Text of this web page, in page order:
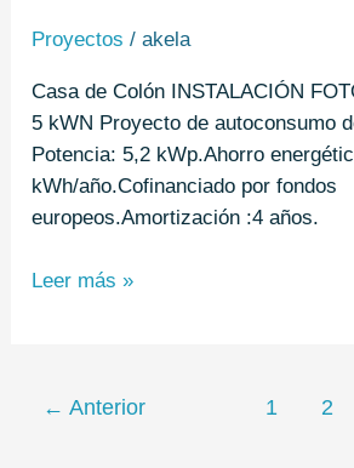
Proyectos /akela
Casa de Colón INSTALACIÓN
5 kWN Proyecto de autoconsumo
Potencia: 5,2 kWp.Ahorro
kWh/año.Cofinanciado por fondos
europeos.Amortización :4 años.
Leer más »
← Anterior 1 2